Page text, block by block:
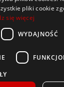
prawa
Regulamin
Sp. z o. o., ul.
REGON 386911047,
pliki cookie
się więcej
WYDAJNOŚĆ